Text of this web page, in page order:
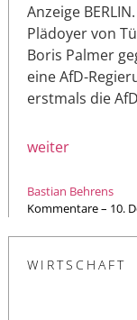
Anzeige
Plädoyer von
Boris Palmer
eine AfD-
erstmals die
weiter
Bastian Behrens
Kommentare – 10.
WIRTSCHAFT